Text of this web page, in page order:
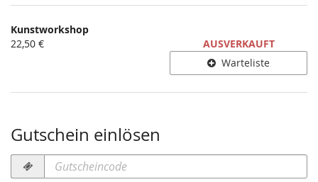
Produkte
Unkategorisierte
Kunstworkshop
22,50 €
AUSVERKAUFT
Warteliste
Gutschein einlösen
Gutscheincode
erforderlich